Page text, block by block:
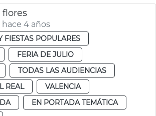
flores
4 años
FIESTAS POPULARES
FERIA DE JULIO
TODAS LAS AUDIENCIAS
REAL
VALENCIA
EN PORTADA TEMÁTICA